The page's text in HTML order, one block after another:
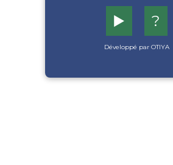
▶️ ?
Développé par OTIYA